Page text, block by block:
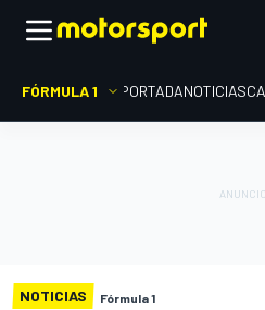
FÓRMULA 1 PORTADANOTICIAS
NOTICIAS Fórmula 1